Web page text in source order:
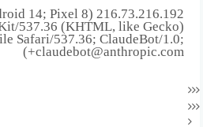
Android 14; Pixel 8)
537.36 (KHTML, like Gecko)
Safari/537.36; ClaudeBot/1.0;
+claudebot@anthropic.com)